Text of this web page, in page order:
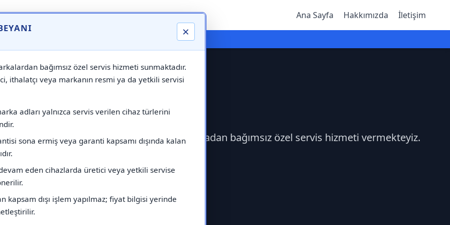
×
bağımsız özel servis hizmeti sunmaktadır.
ithalatçı veya markanın resmi ya da yetkili servisi
adları yalnızca servis verilen cihaz türlerini
sona ermiş veya garanti kapsamı dışında kalan
eden cihazlarda üretici veya yetkili servise
kapsam dışı işlem yapılmaz; fiyat bilgisi yerinde
Ana Sayfa Hakkımızda İletişim
⚠️ Markadan Bağımsız "Özel Servis" Hizmeti
Servisi
Warmhaus Servisi çağırabilirsiniz.Markadan bağımsız özel servis hizmeti vermekteyiz.